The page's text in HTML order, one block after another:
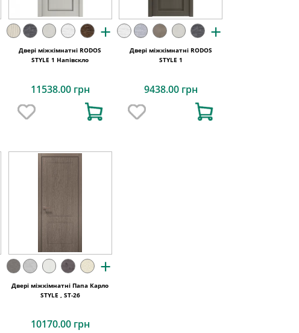
+
Двері міжкімнатні RODOS
STYLE 1 Напівскло
11538.00 грн
+
Двері міжкімнатні RODOS
STYLE 1
9438.00 грн
+
Двері міжкімнатні Папа Карло
STYLE , ST-26
10170.00 грн